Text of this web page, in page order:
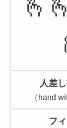
人差
（hand
フ